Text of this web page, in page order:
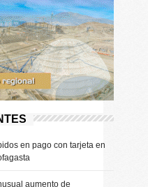
en pago con tarjeta en
aumento de